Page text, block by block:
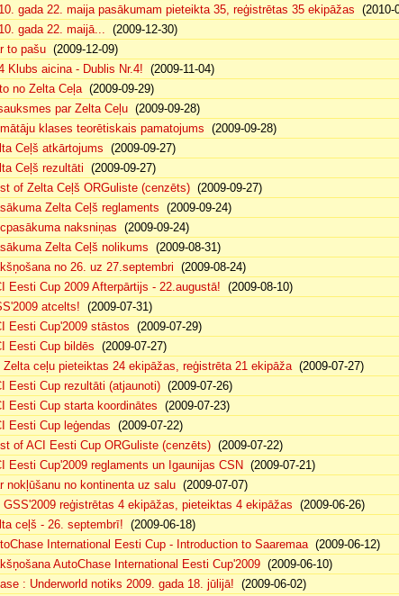
gada 22. maija pasākumam pieteikta 35, reģistrētas 35 ekipāžas (2010-
gada 22. maijā... (2009-12-30)
to pašu (2009-12-09)
Klubs aicina - Dublis Nr.4! (2009-11-04)
no Zelta Ceļa(2009-09-29)
par Zelta Ceļu (2009-09-28)
klases teorētiskais pamatojums (2009-09-28)
Ceļš atkārtojums (2009-09-27)
Ceļš rezultāti (2009-09-27)
of Zelta Ceļš ORGuliste (cenzēts) (2009-09-27)
Zelta Ceļš reglaments (2009-09-24)
naksniņas (2009-09-24)
Zelta Ceļš nolikums (2009-08-31)
no 26. uz 27.septembri (2009-08-24)
Eesti Cup 2009 Afterpārtijs - 22.augustā! (2009-08-10)
atcelts! (2009-07-31)
Eesti Cup'2009 stāstos (2009-07-29)
Eesti Cup bildēs (2009-07-27)
Zelta ceļu pieteiktas 24 ekipāžas, reģistrēta 21 ekipāža(2009-07-27)
Eesti Cup rezultāti (atjaunoti) (2009-07-26)
Eesti Cup starta koordinātes (2009-07-23)
Eesti Cup leģendas (2009-07-22)
of ACI Eesti Cup ORGuliste (cenzēts) (2009-07-22)
Eesti Cup'2009 reglaments un Igaunijas CSN (2009-07-21)
nokļūšanu no kontinenta uz salu (2009-07-07)
GSS'2009 reģistrētas 4 ekipāžas, pieteiktas 4 ekipāžas (2009-06-26)
ceļš - 26. septembrī! (2009-06-18)
International Eesti Cup - Introduction to Saaremaa(2009-06-12)
AutoChase International Eesti Cup'2009 (2009-06-10)
: Underworld notiks 2009. gada 18. jūlijā! (2009-06-02)